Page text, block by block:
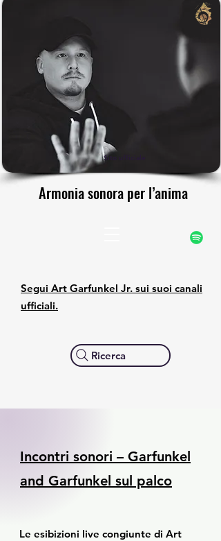
Armonia sonora per l’anima
Armonia sonora per l’anima
Sito ufficiale
Ricerca
Segui Art Garfunkel Jr. sui suoi canali
ufficiali.
Incontri sonori – Garfunkel
and Garfunkel sul palco
Le esibizioni live congiunte di Art